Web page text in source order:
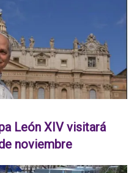
León XIV visitará
noviembre